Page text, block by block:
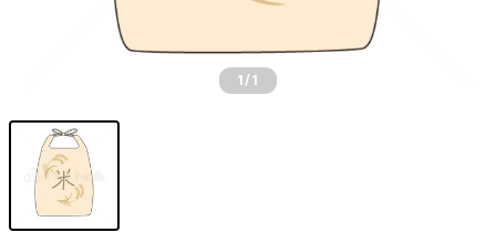
1 /1